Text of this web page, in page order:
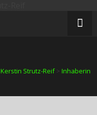
Kerstin Strutz-Reif> Inhaberin